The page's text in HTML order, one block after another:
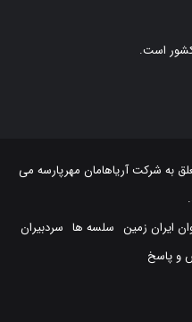
کشور است.
به شرکت آریاهامان مهرپارسه می
ایران زمین سلسه ها سردبیران
و پاسخ